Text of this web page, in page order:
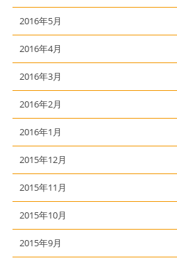
2016年5月
2016年4月
2016年3月
2016年2月
2016年1月
2015年12月
2015年11月
2015年10月
2015年9月